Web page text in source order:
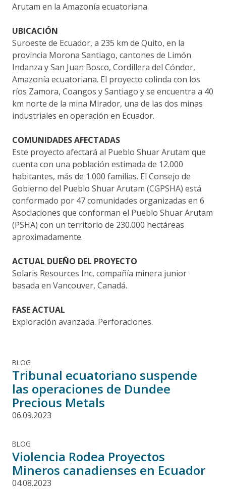
Arutam en la Amazonía ecuatoriana.
UBICACIÓN
Suroeste de Ecuador, a 235 km de Quito, en la
provincia Morona Santiago, cantones de Limón
Indanza y San Juan Bosco, Cordillera del Cóndor,
Amazonía ecuatoriana. El proyecto colinda con los
ríos Zamora, Coangos y Santiago y se encuentra a 40
km norte de la mina Mirador, una de las dos minas
industriales en operación en Ecuador.
COMUNIDADES AFECTADAS
Este proyecto afectará al Pueblo Shuar Arutam que
cuenta con una población estimada de 12.000
habitantes, más de 1.000 familias. El Consejo de
Gobierno del Pueblo Shuar Arutam (CGPSHA) está
conformado por 47 comunidades organizadas en 6
Asociaciones que conforman el Pueblo Shuar Arutam
(PSHA) con un territorio de 230.000 hectáreas
aproximadamente.
ACTUAL DUEÑO DEL PROYECTO
Solaris Resources Inc, compañía minera junior
basada en Vancouver, Canadá.
FASE ACTUAL
Exploración avanzada. Perforaciones.
BLOG
Tribunal ecuatoriano suspende
las operaciones de Dundee
Precious Metals
06.09.2023
BLOG
Violencia Rodea Proyectos
Mineros canadienses en Ecuador
04.08.2023